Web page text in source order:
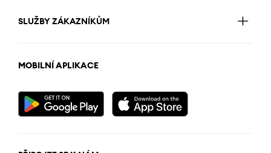
SLUŽBY ZÁKAZNÍKŮM
MOBILNÍ APLIKACE